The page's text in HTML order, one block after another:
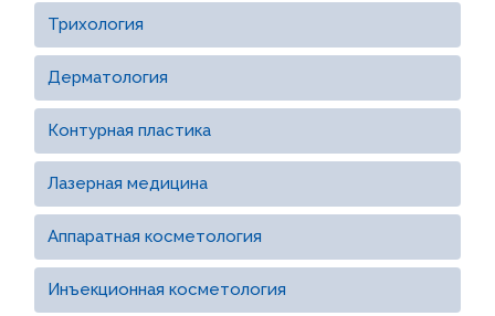
Трихология
Дерматология
Контурная пластика
Лазерная медицина
Аппаратная косметология
Инъекционная косметология